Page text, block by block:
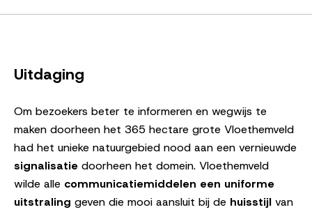
Uitdaging
Om bezoekers beter te informeren en wegwijs te
maken doorheen het 365 hectare grote Vloethemveld
had het unieke natuurgebied nood aan een vernieuwde
signalisatie doorheen het domein. Vloethemveld
wilde alle communicatiemiddelen een uniforme
uitstraling geven die mooi aansluit bij de huisstijl van